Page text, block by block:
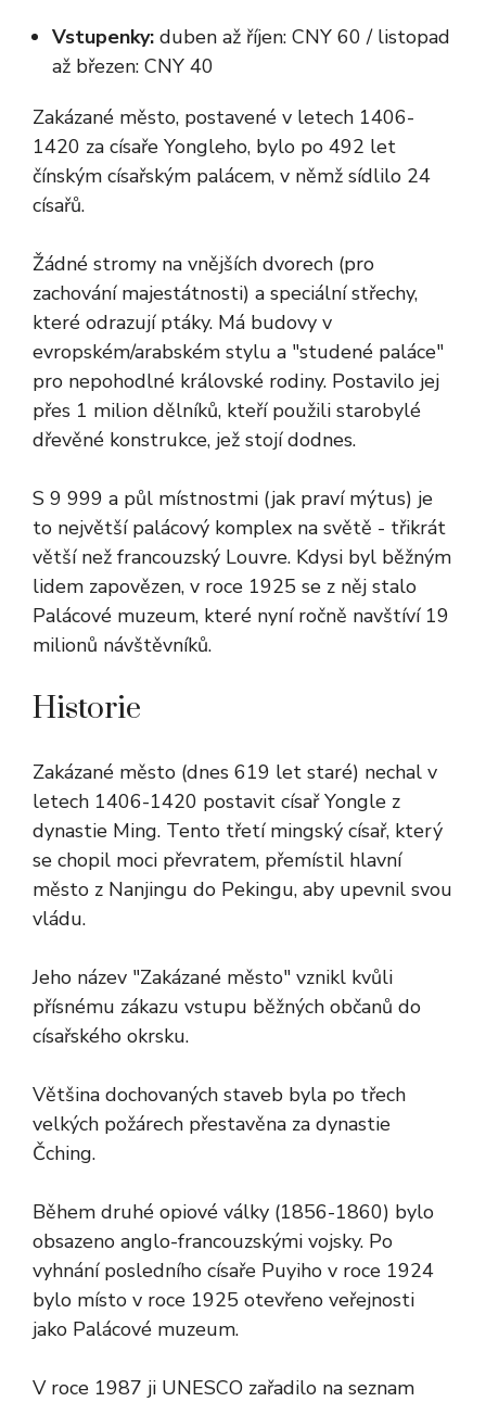
Vstupenky: duben až říjen: CNY 60 / listopad
až březen: CNY 40
Zakázané město, postavené v letech 1406-
1420 za císaře Yongleho, bylo po 492 let
čínským císařským palácem, v němž sídlilo 24
císařů.
Žádné stromy na vnějších dvorech (pro
zachování majestátnosti) a speciální střechy,
které odrazují ptáky. Má budovy v
evropském/arabském stylu a "studené paláce"
pro nepohodlné královské rodiny. Postavilo jej
přes 1 milion dělníků, kteří použili starobylé
dřevěné konstrukce, jež stojí dodnes.
S 9 999 a půl místnostmi (jak praví mýtus) je
to největší palácový komplex na světě - třikrát
větší než francouzský Louvre. Kdysi byl běžným
lidem zapovězen, v roce 1925 se z něj stalo
Palácové muzeum, které nyní ročně navštíví 19
milionů návštěvníků.
Historie
Zakázané město (dnes 619 let staré) nechal v
letech 1406-1420 postavit císař Yongle z
dynastie Ming. Tento třetí mingský císař, který
se chopil moci převratem, přemístil hlavní
město z Nanjingu do Pekingu, aby upevnil svou
vládu.
Jeho název "Zakázané město" vznikl kvůli
přísnému zákazu vstupu běžných občanů do
císařského okrsku.
Většina dochovaných staveb byla po třech
velkých požárech přestavěna za dynastie
Čching.
Během druhé opiové války (1856-1860) bylo
obsazeno anglo-francouzskými vojsky. Po
vyhnání posledního císaře Puyiho v roce 1924
bylo místo v roce 1925 otevřeno veřejnosti
jako Palácové muzeum.
V roce 1987 ji UNESCO zařadilo na seznam